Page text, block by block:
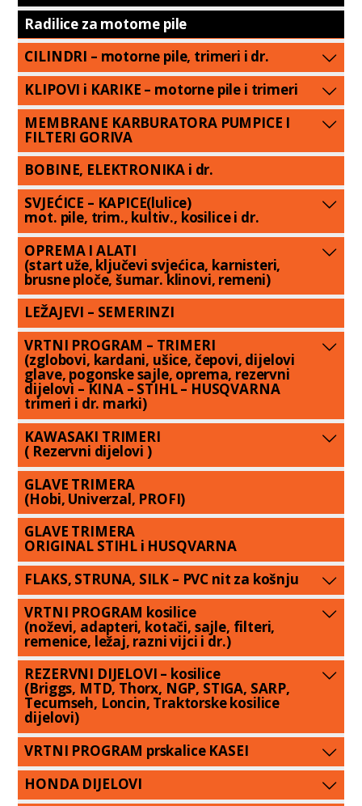
Radilice za motorne pile
CILINDRI – motorne pile, trimeri i dr.
KLIPOVI i KARIKE – motorne pile i trimeri
MEMBRANE KARBURATORA PUMPICE I
FILTERI GORIVA
BOBINE, ELEKTRONIKA i dr.
SVJEĆICE – KAPICE(lulice)
mot. pile, trim., kultiv., kosilice i dr.
OPREMA I ALATI
(start uže, ključevi svjećica, karnisteri,
brusne ploče, šumar. klinovi, remeni)
LEŽAJEVI – SEMERINZI
VRTNI PROGRAM – TRIMERI
(zglobovi, kardani, ušice, čepovi, dijelovi
glave, pogonske sajle, oprema, rezervni
dijelovi – KINA – STIHL – HUSQVARNA
trimeri i dr. marki)
KAWASAKI TRIMERI
( Rezervni dijelovi )
GLAVE TRIMERA
(Hobi, Univerzal, PROFI)
GLAVE TRIMERA
ORIGINAL STIHL i HUSQVARNA
FLAKS, STRUNA, SILK – PVC nit za košnju
VRTNI PROGRAM kosilice
(noževi, adapteri, kotači, sajle, filteri,
remenice, ležaj, razni vijci i dr.)
REZERVNI DIJELOVI – kosilice
(Briggs, MTD, Thorx, NGP, STIGA, SARP,
Tecumseh, Loncin, Traktorske kosilice
dijelovi)
VRTNI PROGRAM prskalice KASEI
HONDA DIJELOVI